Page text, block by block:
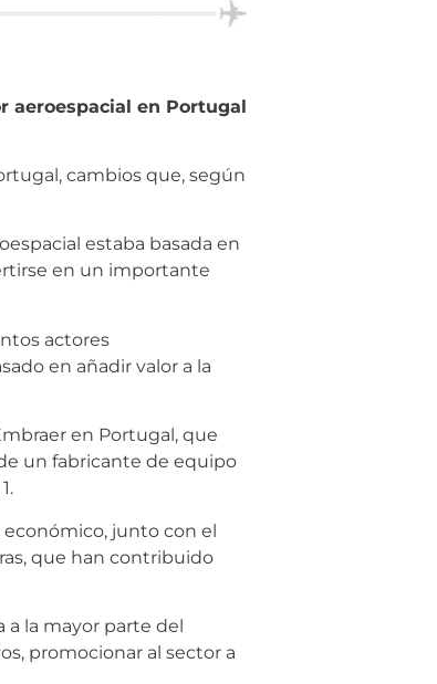
aeroespacial en Portugal
cambios que, según
estaba basada en
en un importante
actores
en añadir valor a la
en Portugal, que
un fabricante de equipo
económico, junto con el
que han contribuido
a la mayor parte del
promocionar al sector a